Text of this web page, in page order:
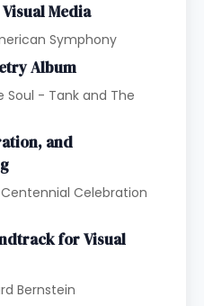
Media
Symphony
Album
Soul - Tank and The
and
Centennial Celebration
for Visual
Bernstein